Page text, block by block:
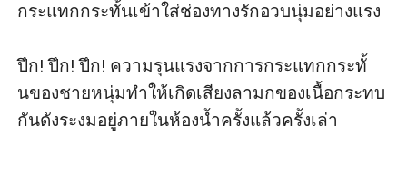
กระแทกกระทั้นเข้าใส่ช่องทางรักอวบนุ่มอย่างแรง
ปึก! ปึก! ปึก! ความรุนแรงจากการกระแทกกระทั้
นของชายหนุ่มทำให้เกิดเสียงลามกของเนื้อกระทบ
กันดังระงมอยู่ภายในห้องน้ำครั้งแล้วครั้งเล่า